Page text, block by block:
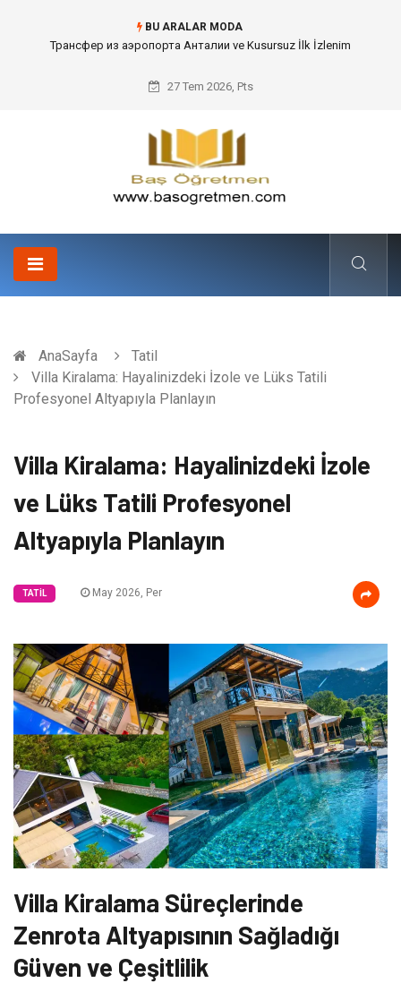
BU ARALAR MODA
Kafes Sandık ve Peyzaj Mimarisinde Dev Bitkilerin Transferi
27 Tem 2026, Pts
AnaSayfa
Tatil
Villa Kiralama: Hayalinizdeki İzole ve Lüks Tatili
Profesyonel Altyapıyla Planlayın
Villa Kiralama: Hayalinizdeki İzole
ve Lüks Tatili Profesyonel
Altyapıyla Planlayın
TATIL May 2026, Per
Villa Kiralama Süreçlerinde
Zenrota Altyapısının Sağladığı
Güven ve Çeşitlilik